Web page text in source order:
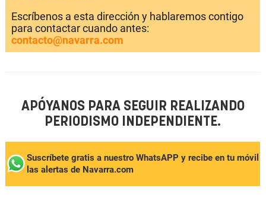
Escríbenos a esta dirección y hablaremos contigo
para contactar cuando antes:
contacto@navarra.com
APÓYANOS PARA SEGUIR REALIZANDO
PERIODISMO INDEPENDIENTE.
Suscríbete gratis a nuestro WhatsAPP y recibe en tu móvil
las alertas de Navarra.com